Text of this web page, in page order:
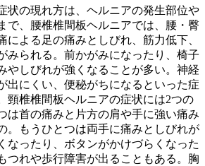
状の現れ方は、ヘルニアの発生部位や
で、腰椎椎間板ヘルニアでは、腰・臀
による足の痛みとしびれ、筋力低下、
みられる。前かがみになったり、椅子
やしびれが強くなることが多い。神経
出にくい、便秘がちになるといった症
頸椎椎間板ヘルニアの症状には2つの
は首の痛みと片方の肩や手に強い痛み
。もうひとつは両手に痛みとしびれが
なったり、ボタンがかけづらくなった
つれや歩行障害が出ることもある。胸